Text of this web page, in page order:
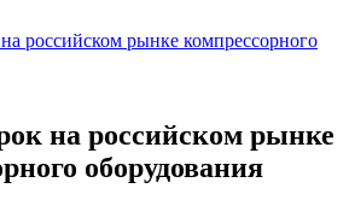
на российском рынке
оборудования